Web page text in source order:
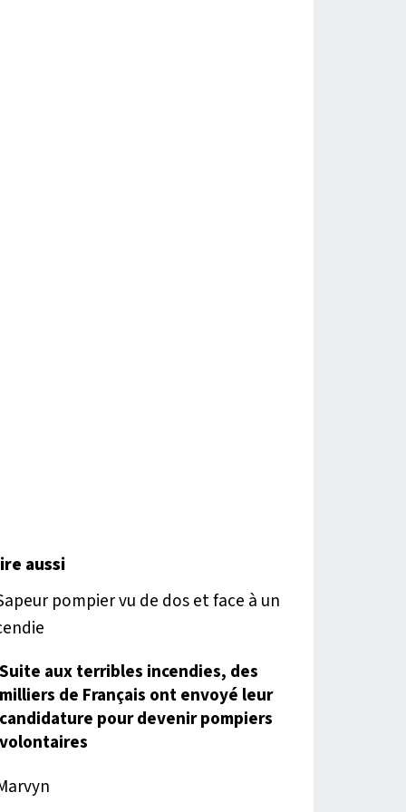
aussi
Suite aux terribles incendies, des
milliers de Français ont envoyé leur
candidature pour devenir pompiers
volontaires